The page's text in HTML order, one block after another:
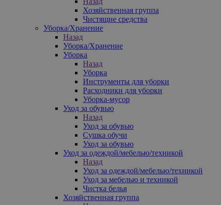
Хозяйственная группа
Чистящие средства
Уборка/Хранение
Назад
Уборка/Хранение
Уборка
Назад
Уборка
Инструменты для уборки
Расходники для уборки
Уборка-мусор
Уход за обувью
Назад
Уход за обувью
Сушка обучи
Уход за обувью
Уход за одеждой/мебелью/техникой
Назад
Уход за одеждой/мебелью/техникой
Уход за мебелью и техникой
Чистка белья
Хозяйственная группа